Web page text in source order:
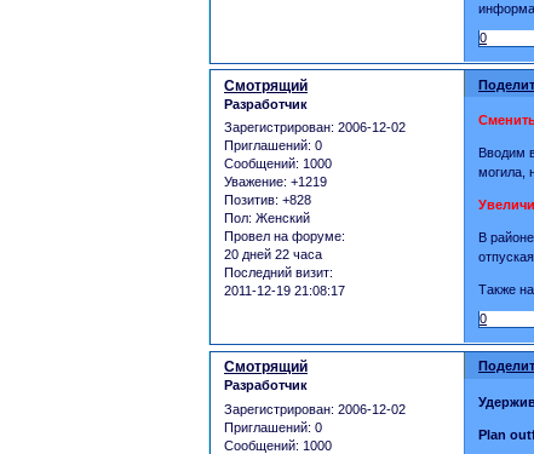
0
Смотрящий
Разработчик
Зарегистрирован: 2006-12-02
Приглашений: 0
Сообщений: 1000
Уважение: +1219
Позитив: +828
Пол: Женский
Провел на форуме:
20 дней 22 часа
Последний визит:
2011-12-19 21:08:17
Вводим
могила,
В
Также
0
Смотрящий
Разработчик
Зарегистрирован: 2006-12-02
Приглашений: 0
Сообщений: 1000
Plan